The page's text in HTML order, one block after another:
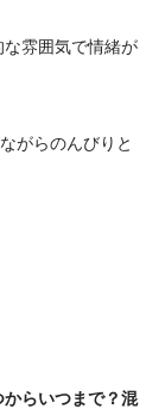
雰囲気で情緒が
がらのんびりと
からいつまで？混